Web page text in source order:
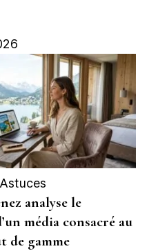
analyse le
média consacré au
de gamme